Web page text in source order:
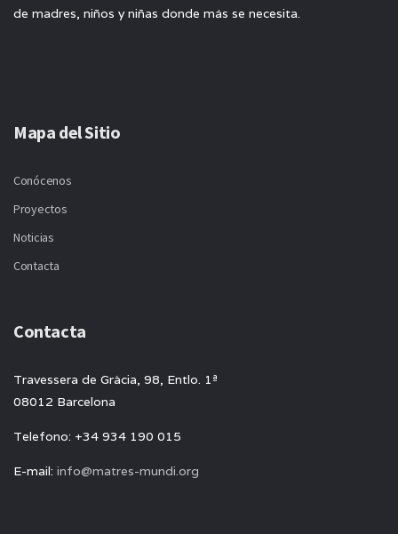
de madres, niños y niñas donde más se necesita.
Mapa del Sitio
Conócenos
Proyectos
Noticias
Contacta
Contacta
Travessera de Gràcia, 98, Entlo. 1ª
08012 Barcelona
Telefono: +34 934 190 015
E-mail: info@matres-mundi.org